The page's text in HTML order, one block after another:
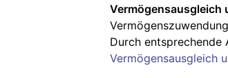
Vermögensausgleich
Durch entsprechende
Vermögensausgleich